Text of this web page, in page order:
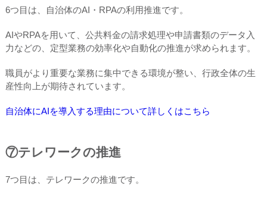
6つ目は、自治体のAI・RPAの利用推進です。
AIやRPAを用いて、公共料金の請求処理や申請書類のデータ入
力などの、定型業務の効率化や自動化の推進が求められます。
職員がより重要な業務に集中できる環境が整い、行政全体の生
産性向上が期待されています。
自治体にAIを導入する理由について詳しくはこちら
⑦テレワークの推進
7つ目は、テレワークの推進です。